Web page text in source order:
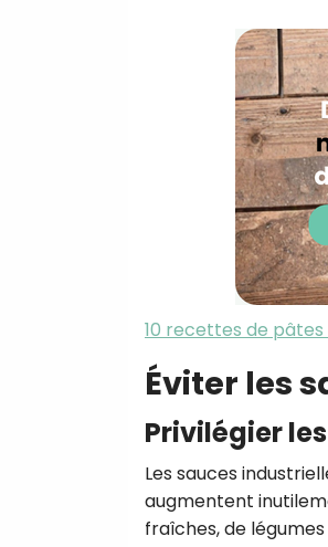
10 recettes de
Éviter les
Privilégier
Les sauces
augmentent
fraîches, de